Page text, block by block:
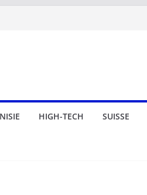
HIGH-TECH SUISSE